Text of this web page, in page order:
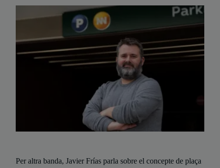
Per altra banda, Javier Frías parla sobre el concepte de plaça